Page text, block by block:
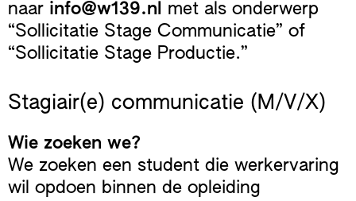
naar info@w139.nl
met als onderwerp
“Sollicitatie Stage Communicatie” of
“Sollicitatie Stage Productie.”
Stagiair(e) communicatie (M/V/X)
Wie zoeken we?
We zoeken een student die werkervaring
wil opdoen binnen de opleiding